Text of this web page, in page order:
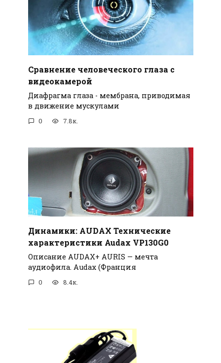
Сравнение человеческого глаза с
видеокамерой
Диафрагма глаза - мембрана, приводимая
в движение мускулами
0 7.8к.
Динамики: AUDAX Технические
характеристики Audax VP130G0
Описание AUDAX+ AURIS — мечта
аудиофила. Audax (Франция
0 8.4к.